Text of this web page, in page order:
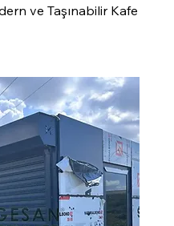
ve Taşınabilir Kafe